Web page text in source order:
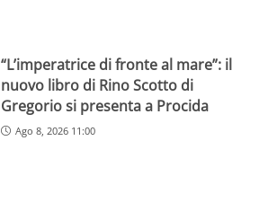
“L’imperatrice di fronte al mare”: il
nuovo libro di Rino Scotto di
Gregorio si presenta a Procida
Ago 8, 2026 11:00